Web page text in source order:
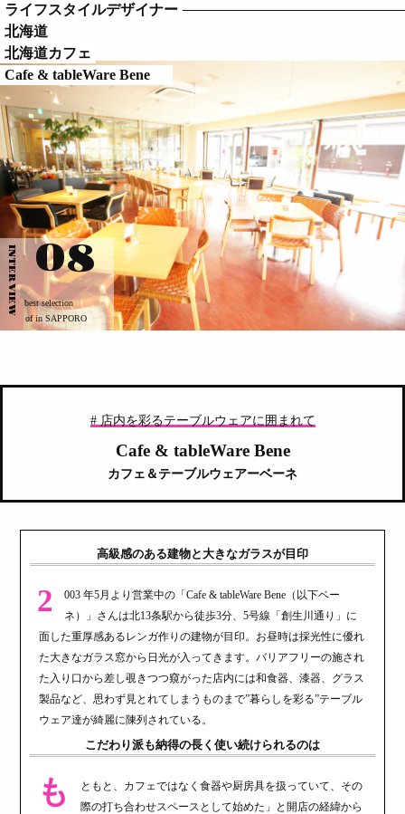
ライフスタイルデザイナー
北海道
北海道カフェ
Cafe & tableWare Bene
INTERVIEW 08
best selection
of in SAPPORO
# 店内を彩るテーブルウェアに囲まれて
Cafe & tableWare Bene
カフェ＆テーブルウェアーベーネ
高級感のある建物と大きなガラスが目印
2
003 年5月より営業中の「Cafe & tableWare Bene（以下ベー
ネ）」さんは北13条駅から徒歩3分、5号線「創生川通り」に
面した重厚感あるレンガ作りの建物が目印。お昼時は採光性に優れ
た大きなガラス窓から日光が入ってきます。バリアフリーの施され
た入り口から差し覗きつつ窺がった店内には和食器、漆器、グラス
製品など、思わず見とれてしまうものまで”暮らしを彩る”テーブル
ウェア達が綺麗に陳列されている。
こだわり派も納得の長く使い続けられるのは
も
ともと、カフェではなく食器や厨房具を扱っていて、その
際の打ち合わせスペースとして始めた」と開店の経緯から